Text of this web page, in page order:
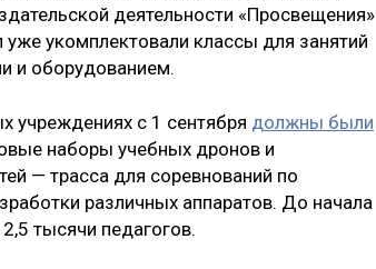
деятельности «Просвещения»
укомплектовали классы для занятий
и оборудованием.
учреждениях с 1 сентября должны были
наборы учебных дронов и
— трасса для соревнований по
различных аппаратов. До начала
тысячи педагогов.